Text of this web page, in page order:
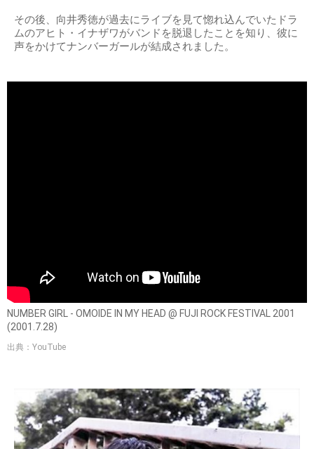
その後、向井秀徳が過去にライブを見て惚れ込んでいたドラ
ムのアヒト・イナザワがバンドを脱退したことを知り、彼に
声をかけてナンバーガールが結成されました。
NUMBER GIRL - OMOIDE IN MY HEAD @ FUJI ROCK FESTIVAL 2001
(2001.7.28)
出典：YouTube